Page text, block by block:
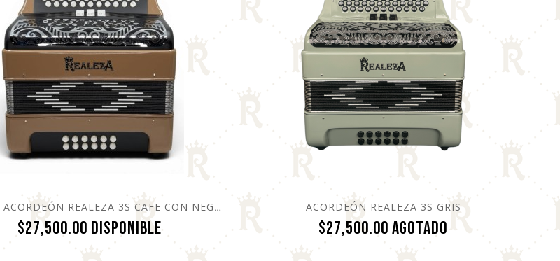
COPY OF ACORDEÓN REALEZA 3S CAFE CON NEGRO
$27,500.00 DisponiblePrecio
ACORDEÓN REALEZA 3S GRIS
$27,500.00 Agotado Precio